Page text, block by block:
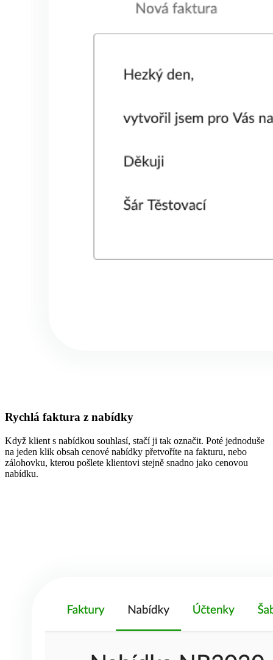
Rychlá faktura z nabídky
Když klient s nabídkou souhlasí, stačí ji tak označit. Poté jednoduše
na jeden klik obsah cenové nabídky přetvoříte na fakturu, nebo
zálohovku, kterou pošlete klientovi stejně snadno jako cenovou
nabídku.